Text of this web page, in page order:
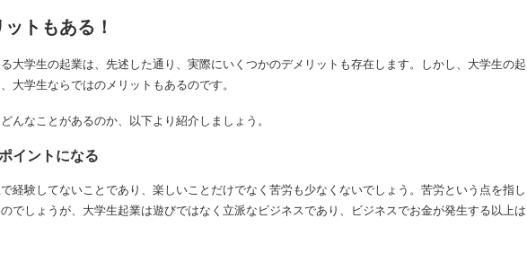
トもある！
大学生の起業は、先述した通り、実際にいくつかのデメリットも存在します。しかし、大学生の起
大学生ならではのメリットもあるのです。
んなことがあるのか、以下より紹介しましょう。
イントになる
経験してないことであり、楽しいことだけでなく苦労も少なくないでしょう。苦労という点を指し
でしょうが、大学生起業は遊びではなく立派なビジネスであり、ビジネスでお金が発生する以上は